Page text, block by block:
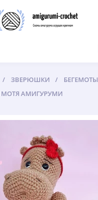
ЗВЕРЮШКИ
БЕГЕМОТЫ
МОТЯ АМИГУРУМИ